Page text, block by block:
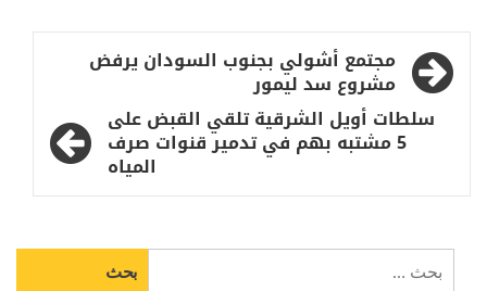
تصفّح
المقالات
مجتمع أشولي بجنوب السودان يرفض
مشروع سد ليمور
سلطات أويل الشرقية تلقي القبض على
5 مشتبه بهم في تدمير قنوات صرف
المياه
عن: